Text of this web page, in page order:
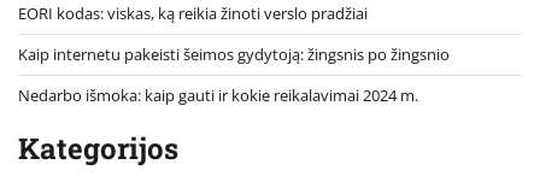
EORI kodas: viskas, ką reikia žinoti verslo pradžiai
Kaip internetu pakeisti šeimos gydytoją: žingsnis po žingsnio
Nedarbo išmoka: kaip gauti ir kokie reikalavimai 2024 m.
Kategorijos